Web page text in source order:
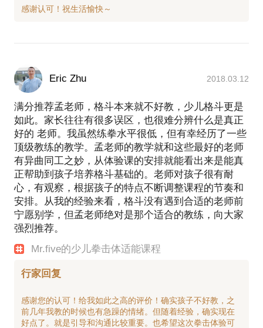
能都困难，你难道指望他去攻击一个欺负他的人么？
孩子几岁学习拳击体能比较合适？
建议年龄6岁以上，这样孩子有基本认知能力，有适当
集中注意力的能力。也能通过短时间的训练，体现明
显的训练成果。（也存在各别6岁以下孩子天赋异禀，
或很有兴趣的可能）
大咖带你玩转拳击！科学训练，释放压力！帮孩子把
清迈Team quest柔术主教布鲁诺先生，柔术柔道双黑
Eric Zhu 2018.03.12
满分推荐孟老师，格斗本来就不好教，少儿格斗更是
如此。家长往往有很多误区，也很难分辨什么是真正
好的 老师。我虽然练拳水平很低，但有幸经历了一些
顶级教练的教学。孟老师的教学就和这些最好的老师
有异曲同工之妙，从体验课的安排就能看出来是能真
正帮助到孩子培养格斗基础的。老师对孩子很有耐
心，有观察，根据孩子的特点不断调整课程的节奏和
安排。从我的经验来看，格斗没有遇到合适的老师前
宁愿别学，但孟老师绝对是那个适合的教练，向大家
强烈推荐。
Mr.five的少儿拳击体适能课程
行家回复
感谢您的认可！给我如此之高的评价！确实孩子不好教，之
前几年我教的时候也有急躁的情绪。但随着经验，确实现在
好点了。就是引导和沟通比较重要。也希望这次拳击体验可